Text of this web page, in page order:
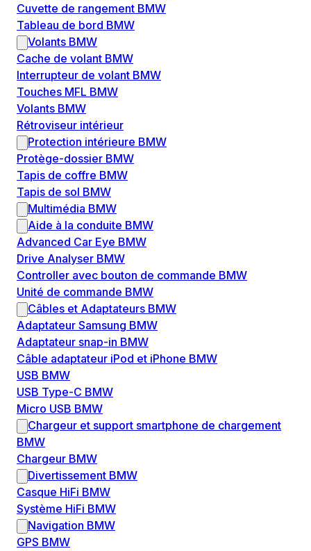
Cuvette de rangement BMW
Tableau de bord BMW
Volants BMW
Cache de volant BMW
Interrupteur de volant BMW
Touches MFL BMW
Volants BMW
Rétroviseur intérieur
Protection intérieure BMW
Protège-dossier BMW
Tapis de coffre BMW
Tapis de sol BMW
Multimédia BMW
Aide à la conduite BMW
Advanced Car Eye BMW
Drive Analyser BMW
Controller avec bouton de commande BMW
Unité de commande BMW
Câbles et Adaptateurs BMW
Adaptateur Samsung BMW
Adaptateur snap-in BMW
Câble adaptateur iPod et iPhone BMW
USB BMW
USB Type-C BMW
Micro USB BMW
Chargeur et support smartphone de chargement
BMW
Chargeur BMW
Divertissement BMW
Casque HiFi BMW
Système HiFi BMW
Navigation BMW
GPS BMW